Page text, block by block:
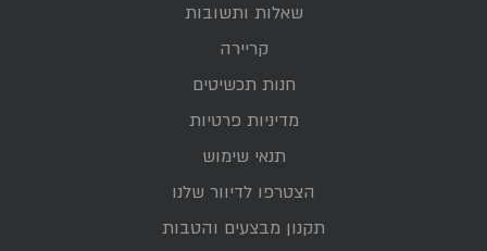
שאלות ותשובות
קריירה
חנות תכשיטים
מדיניות פרטיות
תנאי שימוש
הצטרפו לדיוור שלנו
תקנון מבצעים והטבות